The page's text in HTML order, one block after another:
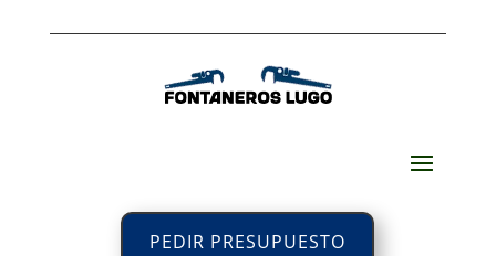
PEDIR PRESUPUESTO